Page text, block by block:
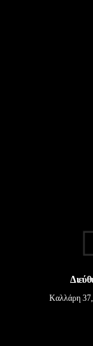
Καλλάρη 37,